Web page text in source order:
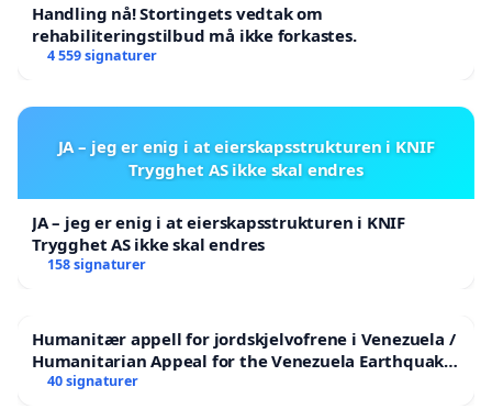
Handling nå! Stortingets vedtak om
rehabiliteringstilbud må ikke forkastes.
4 559 signaturer
JA – jeg er enig i at eierskapsstrukturen i KNIF
Trygghet AS ikke skal endres
JA – jeg er enig i at eierskapsstrukturen i KNIF
Trygghet AS ikke skal endres
158 signaturer
Humanitær appell for jordskjelvofrene i Venezuela /
Humanitarian Appeal for the Venezuela Earthquake
Victims
40 signaturer